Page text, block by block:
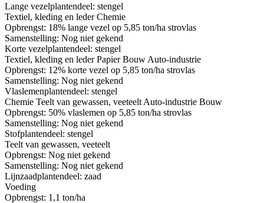
Lange vezelplantendeel: stengel
Textiel, kleding en leder Chemie
Opbrengst: 18% lange vezel op 5,85 ton/ha strovlas
Samenstelling: Nog niet gekend
Korte vezelplantendeel: stengel
Textiel, kleding en leder Papier Bouw Auto-industrie
Opbrengst: 12% korte vezel op 5,85 ton/ha strovlas
Samenstelling: Nog niet gekend
Vlaslemenplantendeel: stengel
Chemie Teelt van gewassen, veeteelt Auto-industrie Bouw
Opbrengst: 50% vlaslemen op 5,85 ton/ha strovlas
Samenstelling: Nog niet gekend
Stofplantendeel: stengel
Teelt van gewassen, veeteelt
Opbrengst: Nog niet gekend
Samenstelling: Nog niet gekend
Lijnzaadplantendeel: zaad
Voeding
Opbrengst: 1,1 ton/ha